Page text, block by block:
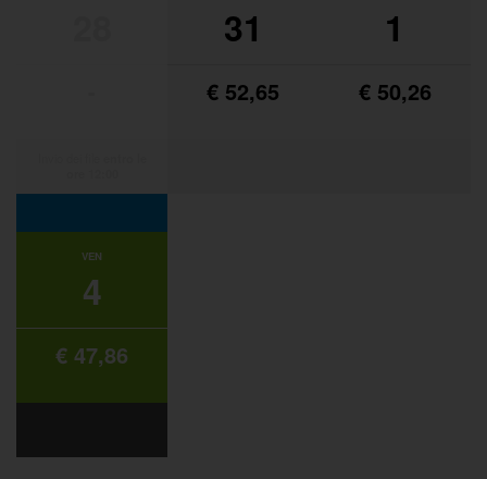
31
€ 52,65
1
€ 50,26
VEN
4
€ 47,86